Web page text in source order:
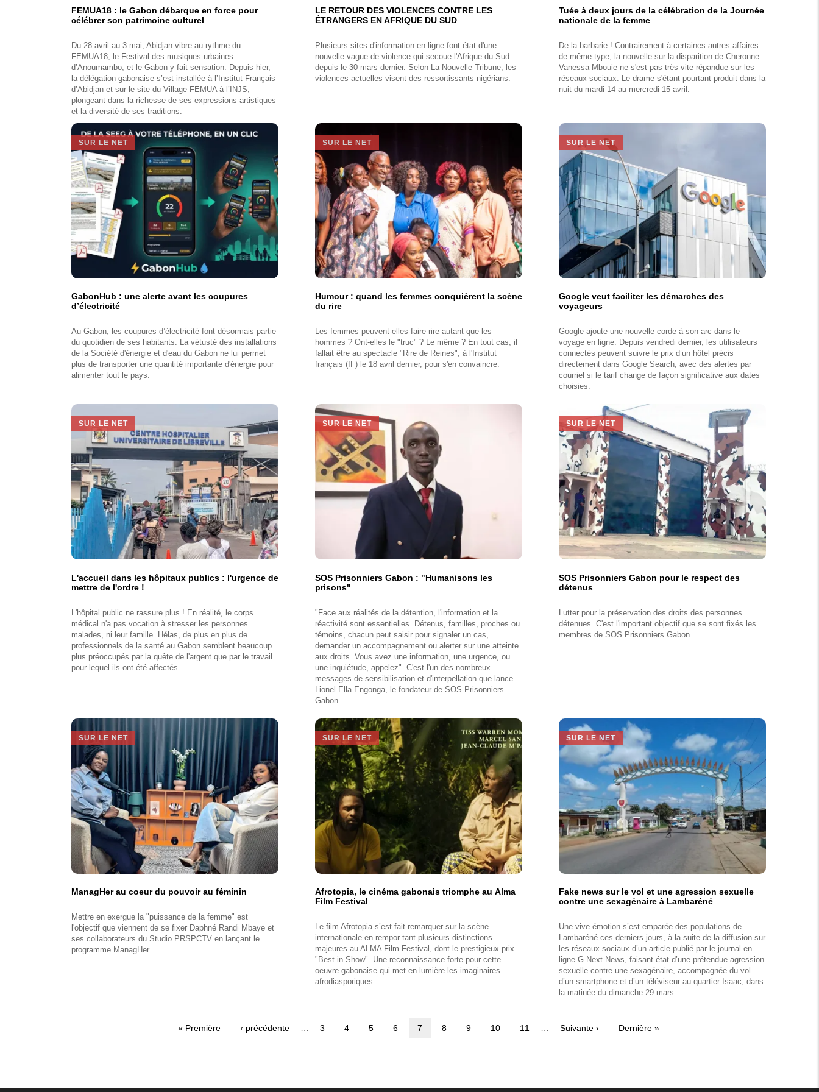
FEMUA18 : le Gabon débarque en force pour
célébrer son patrimoine culturel
Du 28 avril au 3 mai, Abidjan vibre au rythme du
FEMUA18, le Festival des musiques urbaines
d’Anoumambo, et le Gabon y fait sensation. Depuis hier,
la délégation gabonaise s’est installée à l’Institut Français
d’Abidjan et sur le site du Village FEMUA à l’INJS,
plongeant dans la richesse de ses expressions artistiques
et la diversité de ses traditions.
LE RETOUR DES VIOLENCES CONTRE LES
ÉTRANGERS EN AFRIQUE DU SUD
Plusieurs sites d'information en ligne font état d'une
nouvelle vague de violence qui secoue l'Afrique du Sud
depuis le 30 mars dernier. Selon La Nouvelle Tribune, les
violences actuelles visent des ressortissants nigérians.
Tuée à deux jours de la célébration de la Journée
nationale de la femme
De la barbarie ! Contrairement à certaines autres affaires
de même type, la nouvelle sur la disparition de Cheronne
Vanessa Mbouie ne s'est pas très vite répandue sur les
réseaux sociaux. Le drame s'étant pourtant produit dans la
nuit du mardi 14 au mercredi 15 avril.
SUR LE NET
GabonHub : une alerte avant les coupures
d’électricité
Au Gabon, les coupures d’électricité font désormais partie
du quotidien de ses habitants. La vétusté des installations
de la Société d'énergie et d'eau du Gabon ne lui permet
plus de transporter une quantité importante d'énergie pour
alimenter tout le pays.
SUR LE NET
Humour : quand les femmes conquièrent la scène
du rire
Les femmes peuvent-elles faire rire autant que les
hommes ? Ont-elles le "truc" ? Le même ? En tout cas, il
fallait être au spectacle "Rire de Reines", à l'Institut
français (IF) le 18 avril dernier, pour s'en convaincre.
SUR LE NET
Google veut faciliter les démarches des
voyageurs
Google ajoute une nouvelle corde à son arc dans le
voyage en ligne. Depuis vendredi dernier, les utilisateurs
connectés peuvent suivre le prix d’un hôtel précis
directement dans Google Search, avec des alertes par
courriel si le tarif change de façon significative aux dates
choisies.
SUR LE NET
L'accueil dans les hôpitaux publics : l'urgence de
mettre de l'ordre !
L'hôpital public ne rassure plus ! En réalité, le corps
médical n'a pas vocation à stresser les personnes
malades, ni leur famille. Hélas, de plus en plus de
professionnels de la santé au Gabon semblent beaucoup
plus préoccupés par la quête de l'argent que par le travail
pour lequel ils ont été affectés.
SUR LE NET
SOS Prisonniers Gabon : "Humanisons les
prisons"
"Face aux réalités de la détention, l'information et la
réactivité sont essentielles. Détenus, familles, proches ou
témoins, chacun peut saisir pour signaler un cas,
demander un accompagnement ou alerter sur une atteinte
aux droits. Vous avez une information, une urgence, ou
une inquiétude, appelez". C'est l'un des nombreux
messages de sensibilisation et d'interpellation que lance
Lionel Ella Engonga, le fondateur de SOS Prisonniers
Gabon.
SUR LE NET
SOS Prisonniers Gabon pour le respect des
détenus
Lutter pour la préservation des droits des personnes
détenues. C'est l'important objectif que se sont fixés les
membres de SOS Prisonniers Gabon.
SUR LE NET
ManagHer au coeur du pouvoir au féminin
Mettre en exergue la "puissance de la femme" est
l'objectif que viennent de se fixer Daphné Randi Mbaye et
ses collaborateurs du Studio PRSPCTV en lançant le
programme ManagHer.
SUR LE NET
Afrotopia, le cinéma gabonais triomphe au Alma
Film Festival
Le film Afrotopia s’est fait remarquer sur la scène
internationale en rempor tant plusieurs distinctions
majeures au ALMA Film Festival, dont le prestigieux prix
"Best in Show". Une reconnaissance forte pour cette
oeuvre gabonaise qui met en lumière les imaginaires
afrodiasporiques.
SUR LE NET
Fake news sur le vol et une agression sexuelle
contre une sexagénaire à Lambaréné
Une vive émotion s’est emparée des populations de
Lambaréné ces derniers jours, à la suite de la diffusion sur
les réseaux sociaux d’un article publié par le journal en
ligne G Next News, faisant état d’une prétendue agression
sexuelle contre une sexagénaire, accompagnée du vol
d’un smartphone et d’un téléviseur au quartier Isaac, dans
la matinée du dimanche 29 mars.
Première
« Première
Page
‹ précédente Page
3 Page
4 Page
5 Page
6
Page
7 Page
8 Page
9 Page
10 Page
11
Page
Suivante ›
Dernière
Dernière »